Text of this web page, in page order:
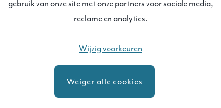
gebruik van onze site met onze partners voor sociale media,
reclame en analytics.
Wijzig voorkeuren
Weiger alle cookies
Extra